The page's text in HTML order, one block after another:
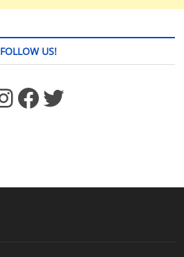
FOLLOW US!
Facebook Twitter